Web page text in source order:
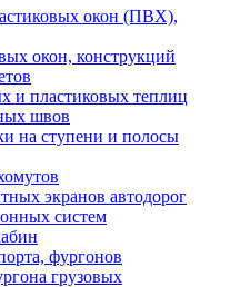
окон (ПВХ),
окон, конструкций
и пластиковых теплиц
швов
на ступени и полосы
экранов автодорог
систем
фургонов
грузовых